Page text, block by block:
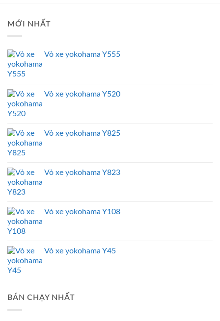
MỚI NHẤT
Vỏ xe yokohama Y555
Vỏ xe yokohama Y520
Vỏ xe yokohama Y825
Vỏ xe yokohama Y823
Vỏ xe yokohama Y108
Vỏ xe yokohama Y45
BÁN CHẠY NHẤT